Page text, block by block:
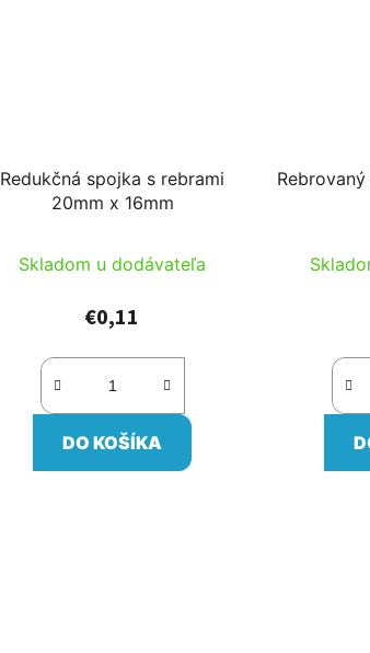
Redukčná spojka s rebrami
20mm x 16mm
Skladom u dodávateľa
€0,11
DO KOŠÍKA